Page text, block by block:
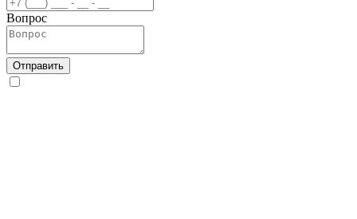
Вопрос
Отправить